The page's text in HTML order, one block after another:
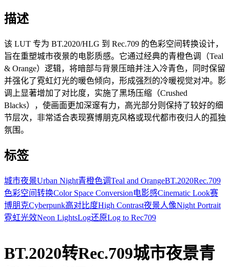
描述
该 LUT 专为 BT.2020/HLG 到 Rec.709 的色彩空间转换设计，
旨在重塑城市夜景的电影质感。它通过经典的青橙色调（Teal
& Orange）逻辑，将暗部与背景压暗并注入冷青色，同时保留
并强化了霓虹灯光的暖色倾向，形成强烈的冷暖视觉对冲。影
调上显著增加了对比度，实施了黑场压缩（Crushed
Blacks），使画面更加深邃有力，高光部分则保持了较好的细
节层次，非常适合表现赛博朋克风格或现代都市夜归人的孤独
氛围。
标签
城市夜景Urban Night青橙色调Teal and OrangeBT.2020Rec.709
色彩空间转换Color Space Conversion电影感Cinematic Look赛
博朋克Cyberpunk高对比度High Contrast夜景人像Night Portrait
霓虹光效Neon LightsLog还原Log to Rec709
BT.2020转Rec.709城市夜景青